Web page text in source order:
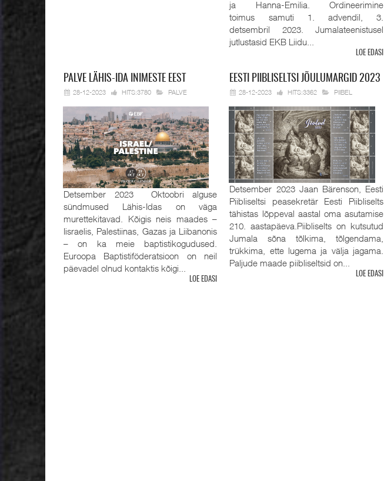
ja Hanna-Emilia. Ordineerimine
toimus samuti 1. advendil, 3.
detsembril 2023. Jumalateenistusel
jutlustasid EKB Liidu...
LOE EDASI
PALVE LÄHIS-IDA INIMESTE EEST
28-12-2023 HITS:3780 PALVE
Detsember 2023 Oktoobri alguse
sündmused Lähis-Idas on väga
murettekitavad. Kõigis neis maades –
Iisraelis, Palestiinas, Gazas ja Liibanonis
– on ka meie baptistikogudused.
Euroopa Baptistiföderatsioon on neil
päevadel olnud kontaktis kõigi...
LOE EDASI
EESTI PIIBLISELTSI JÕULUMARGID 2023
28-12-2023 HITS:3362 PIIBEL
Detsember 2023 Jaan Bärenson, Eesti
Piibliseltsi peasekretär Eesti Piibliselts
tähistas lõppeval aastal oma asutamise
210. aastapäeva.Piibliselts on kutsutud
Jumala sõna tõlkima, tõlgendama,
trükkima, ette lugema ja välja jagama.
Paljude maade piibliseltsid on...
LOE EDASI